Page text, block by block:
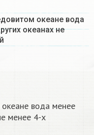
океане вода
океанах не
вода менее
менее 4-х